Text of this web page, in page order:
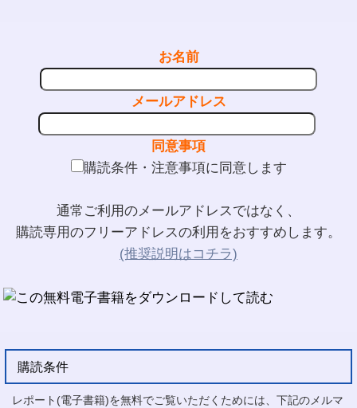
お名前
メールアドレス
同意事項
購読条件・注意事項に同意します
通常ご利用のメールアドレスではなく、
購読専用のフリーアドレスの利用をおすすめします。
(推奨説明はコチラ)
購読条件
レポート(電子書籍)を無料でご覧いただくためには、下記のメルマ